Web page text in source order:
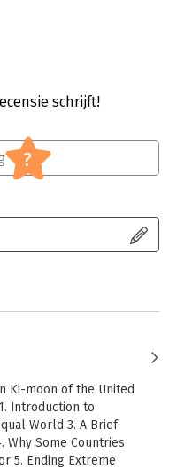
Far more than a
to inform, inspire, and
his thirteen years
recent presentation of
and clarion call for all
justice. Visit
sachs-
materials for students
schrijft!
?
Ki-moon of the United
Introduction to
World 3. A Brief
Why Some Countries
5. Ending Extreme